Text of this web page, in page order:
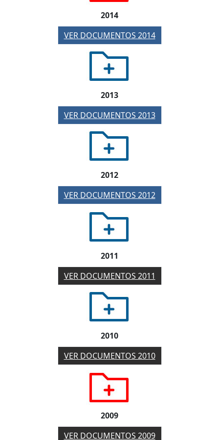
2014
VER DOCUMENTOS 2014
2013
VER DOCUMENTOS 2013
2012
VER DOCUMENTOS 2012
2011
VER DOCUMENTOS 2011
2010
VER DOCUMENTOS 2010
2009
VER DOCUMENTOS 2009